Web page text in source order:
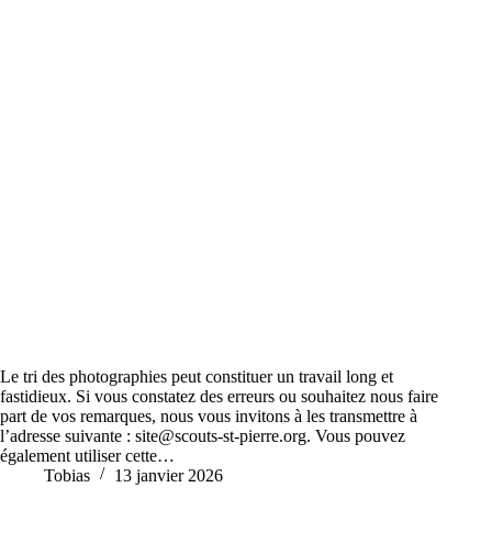
Le tri des photographies peut constituer un travail long et
fastidieux. Si vous constatez des erreurs ou souhaitez nous faire
part de vos remarques, nous vous invitons à les transmettre à
l’adresse suivante : site@scouts-st-pierre.org. Vous pouvez
également utiliser cette…
Tobias
13 janvier 2026